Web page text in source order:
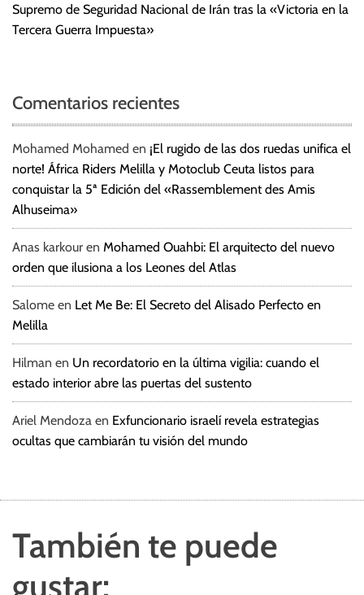
Supremo de Seguridad Nacional de Irán tras la «Victoria en la
Tercera Guerra Impuesta»
Comentarios recientes
Mohamed Mohamed en ¡El rugido de las dos ruedas unifica el
norte! África Riders Melilla y Motoclub Ceuta listos para
conquistar la 5ª Edición del «Rassemblement des Amis
Alhuseima»
Anas karkour en Mohamed Ouahbi: El arquitecto del nuevo
orden que ilusiona a los Leones del Atlas
Salome en Let Me Be: El Secreto del Alisado Perfecto en
Melilla
Hilman en Un recordatorio en la última vigilia: cuando el
estado interior abre las puertas del sustento
Ariel Mendoza en Exfuncionario israelí revela estrategias
ocultas que cambiarán tu visión del mundo
También te puede
gustar: